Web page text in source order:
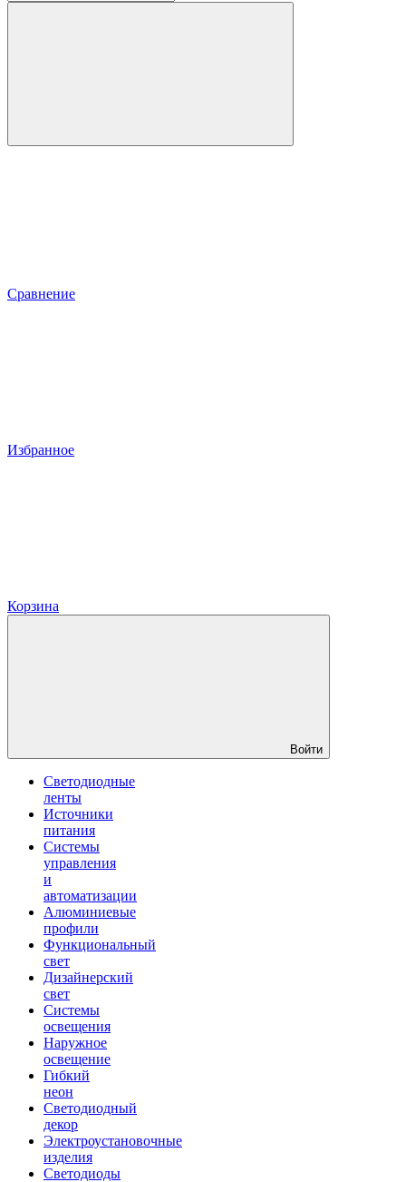
Сравнение
Избранное
Корзина
Войти
Светодиодные
ленты
Источники
питания
Системы
управления
и
автоматизации
Алюминиевые
профили
Функциональный
свет
Дизайнерский
свет
Системы
освещения
Наружное
освещение
Гибкий
неон
Светодиодный
декор
Электроустановочные
изделия
Светодиоды